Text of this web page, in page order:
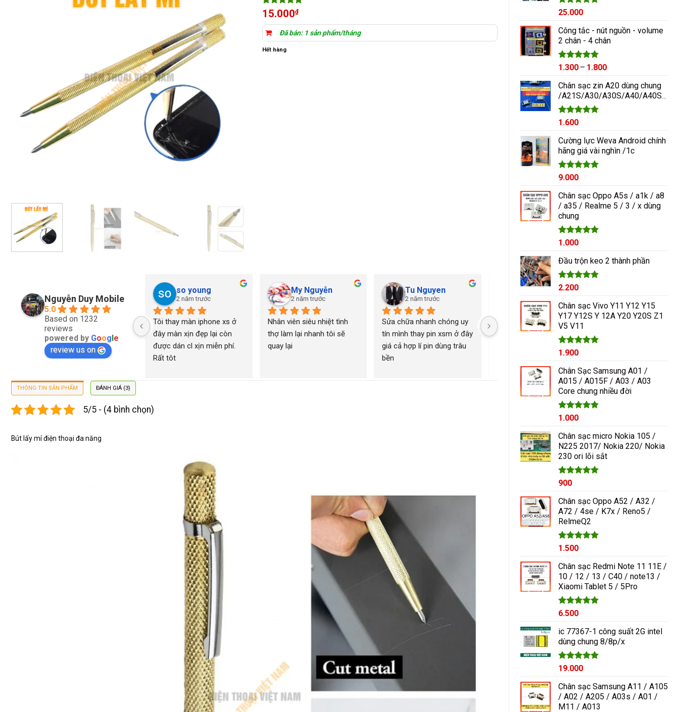
Được xếp
5 sao
25.000
Công tắc - nút nguồn - volume
2 chân - 4 chân
Được xếp
5 sao
1.300 – 1.800Khoảng
từ
1.300₫
Chân sạc zin A20 dùng chung
/A21S/A30/A30S/A40/A40S/A50/A60/A70/M10/M20
Được xếp
5 sao
1.600
Cường lực Weva Android chính
hãng giá vài nghìn /1c
Được xếp
5 sao
9.000
Chân sạc Oppo A5s / a1k / a8
/ a35 / Realme 5 / 3 / x dùng
chung
Được xếp
5 sao
1.000
Đầu trộn keo 2 thành phần
Được xếp
5 sao
2.200
Chân sạc Vivo Y11 Y12 Y15
Y17 Y12S Y 12A Y20 Y20S Z1
V5 V11
Được xếp
5 sao
1.900
Chân Sạc Samsung A01 /
A015 / A015F / A03 / A03
Core chung nhiều đời
Được xếp
5 sao
Giá
là:
1.200₫.
1.000Giá
tại
là:
1.000₫.
Chân sạc micro Nokia 105 /
N225 2017/ Nokia 220/ Nokia
230 ori lõi sắt
Được xếp
5 sao
900
Chân sạc Oppo A52 / A32 /
A72 / 4se / K7x / Reno5 /
RelmeQ2
Được xếp
5 sao
1.500
Chân sạc Redmi Note 11 11E /
10 / 12 / 13 / C40 / note13 /
Xiaomi Tablet 5 / 5Pro
Được xếp
5 sao
6.500
ic 77367-1 công suất 2G intel
dùng chung 8/8p/x
Được xếp
5 sao
19.000
Chân sạc Samsung A11 / A105
/ A02 / A205 / A03s / A01 /
M11 / A013
5trên 5
dựa trên
2
đánh giá
15.000₫
Đã bán: 1 sản phẩm/tháng
Hết hàng
Nguyễn Duy Mobile
5.0
Based on 1232
reviews
powered by Google
review us on
so young
2 năm trước
Tôi thay màn iphone xs ở
đây màn xịn đẹp lại còn
được dán cl xịn miễn phí.
Rất tôt
My Nguyễn
2 năm trước
Nhân viên siêu nhiệt tình
thợ làm lại nhanh tôi sẽ
quay lại
Tu Nguyen
2 năm trước
Sửa chữa nhanh chóng uy
tín mình thay pin xsm ở đây
giá cả hợp lí pin dùng trâu
bền
Nguyễn Duy sửa chữa rất
tốt giá hợp lí rẻ so với mặt
Có con máy 8pl nát
THÔNG TIN SẢN PHẨM ĐÁNH GIÁ (3)
5/5 - (4 bình chọn)
Bút lấy mí điện thoại đa năng